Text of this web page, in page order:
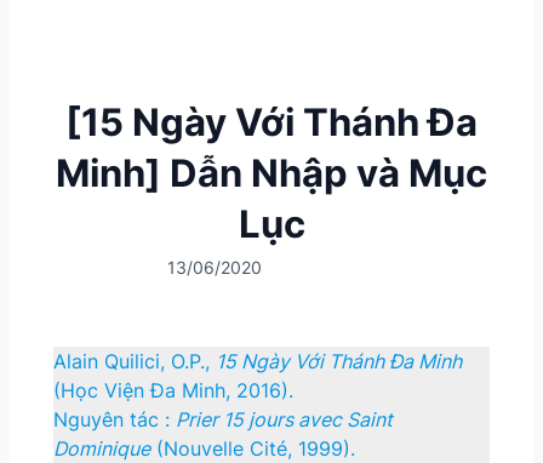
[15 Ngày Với Thánh Đa
Minh] Dẫn Nhập và Mục
Lục
13/06/2020
Alain Quilici, O.P., 15 Ngày Với Thánh Đa Minh
(Học Viện Đa Minh, 2016).
Nguyên tác : Prier 15 jours avec Saint
Dominique(Nouvelle Cité, 1999).